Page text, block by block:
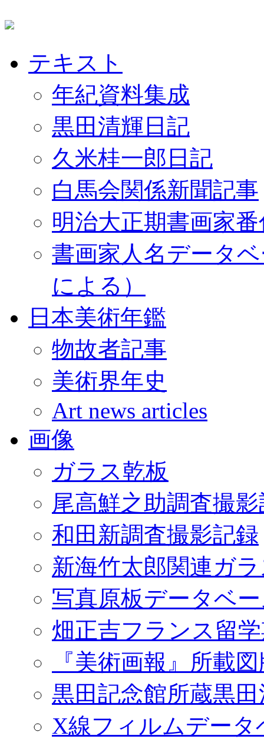
テキスト
年紀資料集成
黒田清輝日記
久米桂一郎日記
白馬会関係新聞記事
明治大正期書画家
書画家人名データ
による）
日本美術年鑑
物故者記事
美術界年史
Art news articles
画像
ガラス乾板
尾高鮮之助調査撮
和田新調査撮影記録
新海竹太郎関連ガ
写真原板データベ
畑正吉フランス留
『美術画報』所載
黒田記念館所蔵黒
X線フィルムデータ